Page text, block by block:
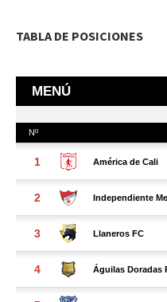
TABLA DE POSICIONES